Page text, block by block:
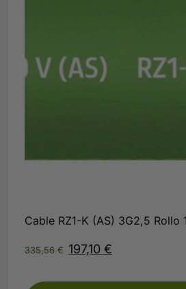
Cable RZ1-K (AS) 3G2,5 Rollo
335,56€ 197,10 €